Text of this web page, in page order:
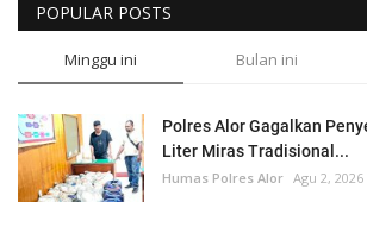
POPULAR POSTS
Minggu ini Bulan ini
Polres Alor Gagalkan
Liter Miras Tradisional...
Humas Polres Alor Agu 2, 2026